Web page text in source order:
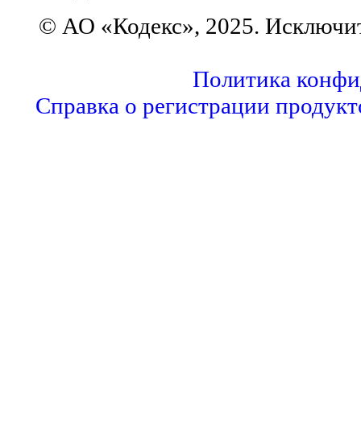
© АО «Кодекс», 2025.
Политика
Справка о регистрации